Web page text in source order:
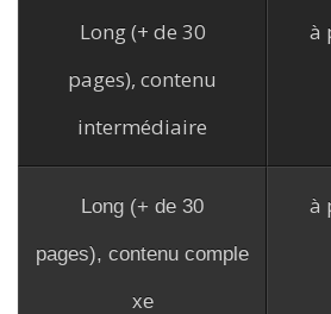
Long (+ de 30
pages), contenu
intermédiaire
Long (+ de 30
pages), contenu comple
xe
à
à